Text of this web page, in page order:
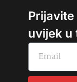
uvijek u